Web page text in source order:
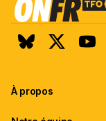
À propos